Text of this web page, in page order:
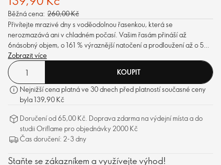
Běžná cena: 260,00 Kč
Přivítejte mrazivé dny s voděodolnou řasenkou, která se
nerozmazává ani v chladném počasí. Vašim řasám přináší až
6násobný objem, o 161 % výraznější natočení a prodloužení až o 54
% – ideální na zimní procházky, vánoční večírky a další příležitosti.
Zobrazit více
KOUPIT
Nejnižší cena platná ve 30 dnech před platností současné ceny
byla 139,90 Kč
Doručení od 65,00 Kč. Doprava zdarma na výdejní místa a do
studii Oriflame pro objednávky 2000 Kč
Čas doručení: 2-3 dny
Staňte se zákazníkem a využívejte výhod!